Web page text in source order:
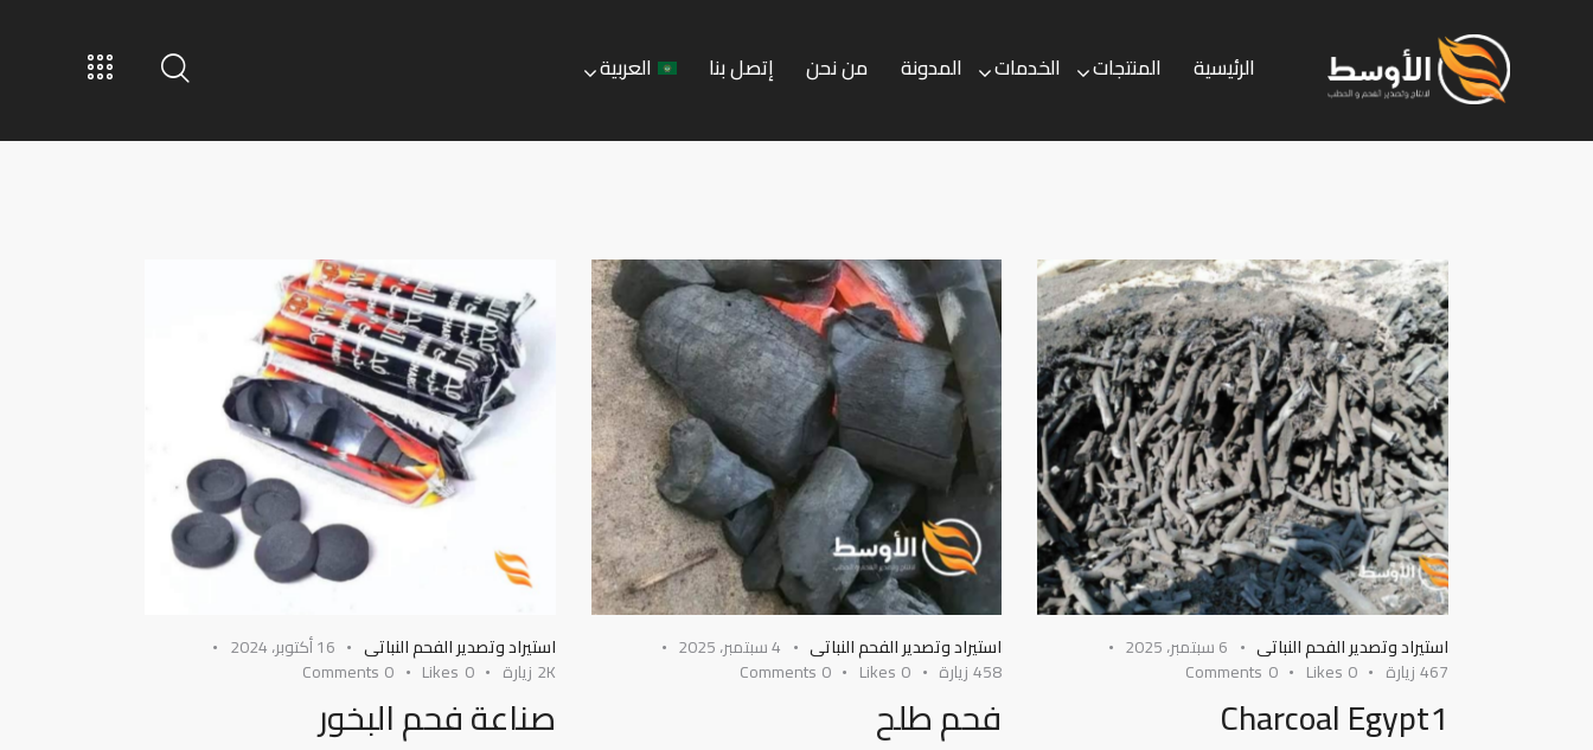
الرئيسية المنتجات الخدمات المدونة من نحن إتصل بنا العربية
استيراد وتصدير الفحم النباتى
6 سبتمبر، 2025
467زيارة 0
Likes
0
Comments
Charcoal Egypt1
استيراد وتصدير الفحم النباتى
4 سبتمبر، 2025
458 زيارة 0
Likes
0
Comments
فحم طلح
استيراد وتصدير الفحم النباتى
16 أكتوبر، 2024
2K زيارة 0
Likes
0
Comments
صناعة فحم البخور